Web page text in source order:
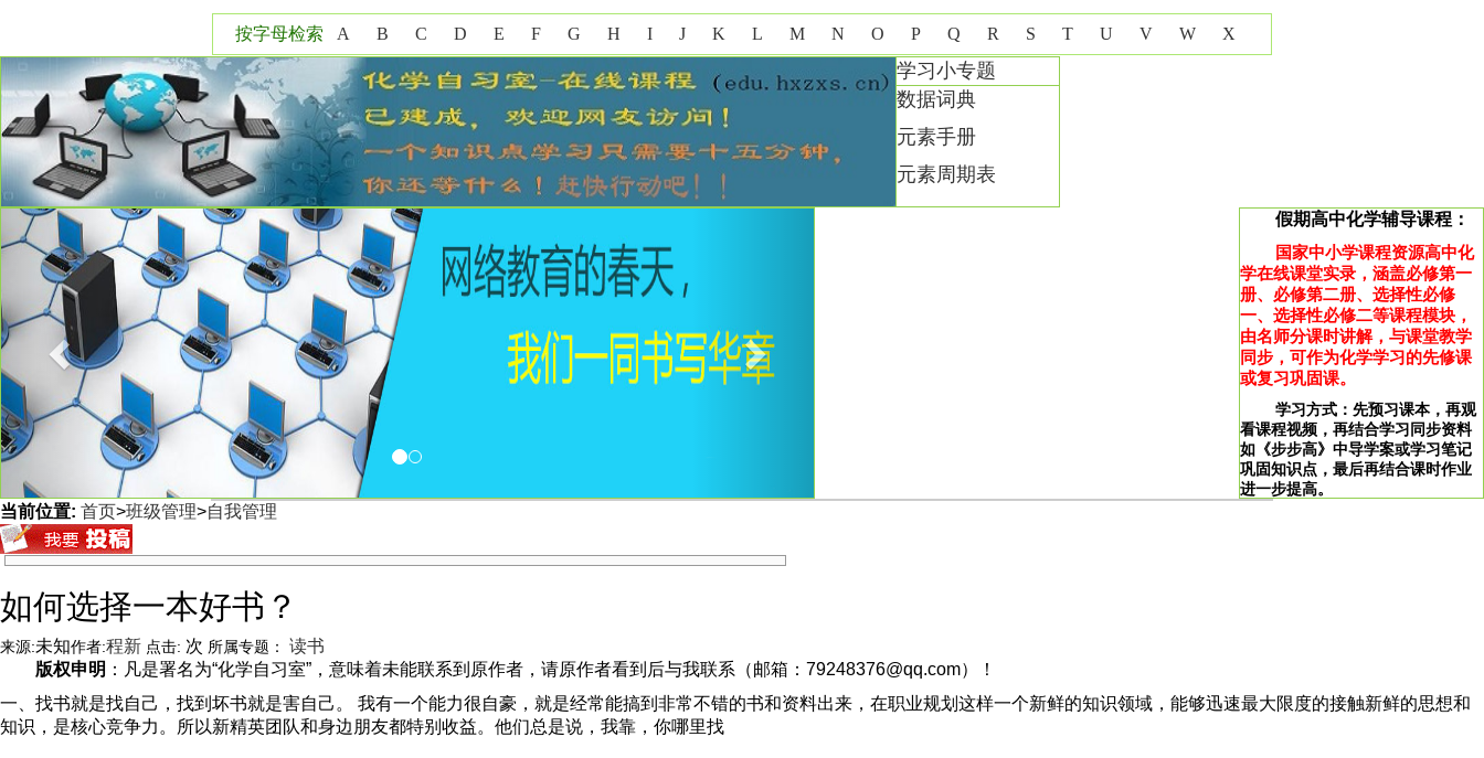
按字母检索 A B C D E F G H I J K L M N O P Q R S T U V W X
Y Z
学习小专题
数据词典
元素手册
元素周期表
Previous 假期高中化学辅导课程：
国家中小学课程资源高中化
学在线课堂实录，涵盖必修第一
册、必修第二册、选择性必修
一、选择性必修二等课程模块，
由名师分课时讲解，与课堂教学
同步，可作为化学学习的先修课
或复习巩固课。
学习方式：先预习课本，再观
看课程视频，再结合学习同步资料
如《步步高》中导学案或学习笔记
巩固知识点，最后再结合课时作业
进一步提高。
<
当前位置: 首页>班级管理>自我管理
如何选择一本好书？
来源:未知作者:程新 点击: 次 所属专题：
读书
版权申明 ：凡是署名为“化学自习室”，意味着未能联系到原作者，请原作者看到后与我联系（邮箱：79248376@qq.com）！
一、找书就是找自己，找到坏书就是害自己。 我有一个能力很自豪，就是经常能搞到非常不错的书和资料出来，在职业规划这样一个新鲜的知识领域，能够迅速最大限度的接触新鲜的思想和
知识，是核心竞争力。所以新精英团队和身边朋友都特别收益。他们总是说，我靠，你哪里找